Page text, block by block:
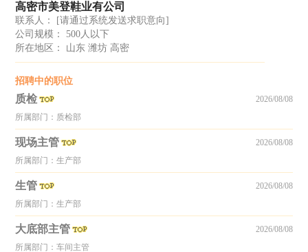
高密市美登鞋业有公司
联系人：
[请通过系统发送求职意向]
公司规模： 500人以下
所在地区： 山东 潍坊 高密
招聘中的职位
质检
所属部门：质检部
2026/08/08
现场主管
所属部门：生产部
2026/08/08
生管
所属部门：生产部
2026/08/08
大底部主管
所属部门：车间主管
2026/08/08